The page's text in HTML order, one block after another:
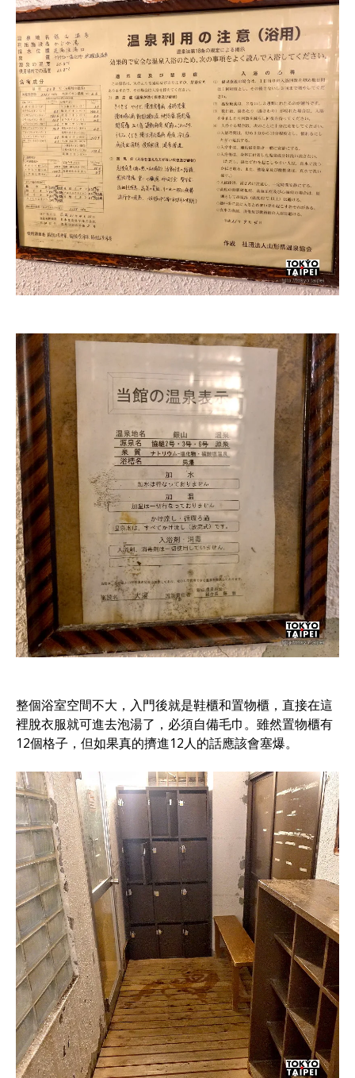
整個浴室空間不大，入門後就是鞋櫃和置物櫃，直接在這
裡脫衣服就可進去泡湯了，必須自備毛巾。雖然置物櫃有
12個格子，但如果真的擠進12人的話應該會塞爆。